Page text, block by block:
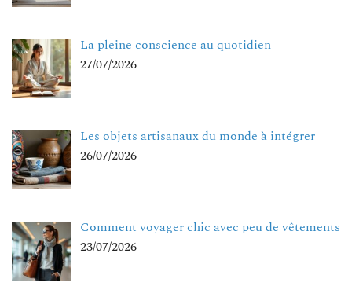
La pleine conscience au quotidien
27/07/2026
Les objets artisanaux du monde à intégrer
26/07/2026
Comment voyager chic avec peu de vêtements
23/07/2026